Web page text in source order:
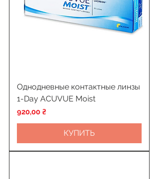
Однодневные контактные линзы
1-Day ACUVUE Moist
Цена
920,00 ₴
КУПИТЬ